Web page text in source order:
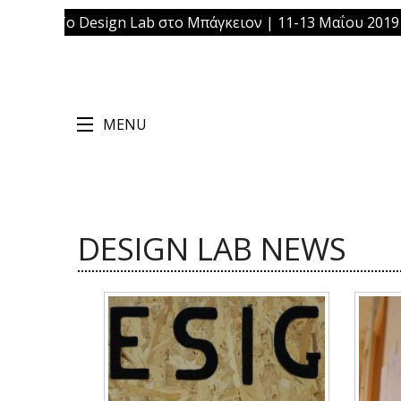
Lab στο Μπάγκειον | 11-13 Μαΐου 2019 | Πλατεία
MENU
DESIGN LAB NEWS